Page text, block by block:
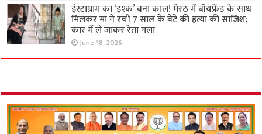
इंस्टाग्राम का ‘इश्क’ बना काल! मेरठ में बॉयफ्रेंड के साथ
मिलकर मां ने रची 7 साल के बेटे की हत्या की साजिश;
कार में ले जाकर रेता गला
June 18, 2026